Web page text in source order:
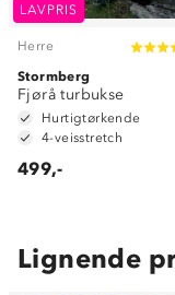
LAVPRIS
Herre
Stormberg
Fjørå turbukse
Hurtigtørkende
4-veisstretch
499,-
Lignende